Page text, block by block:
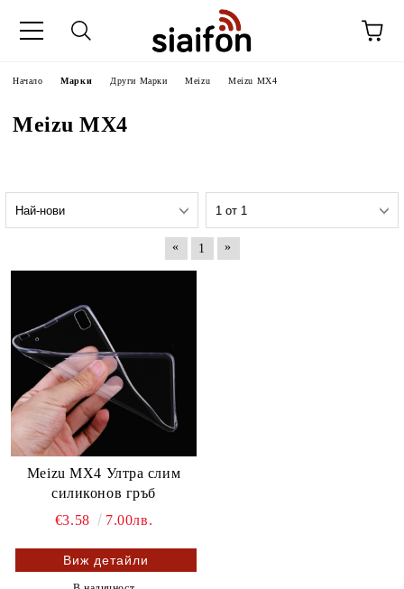
Начало Марки Други Марки Meizu Meizu MX4
Meizu MX4
« 1 »
Meizu MX4 Ултра слим
силиконов гръб
€3.58
7.00лв.
Виж детайли